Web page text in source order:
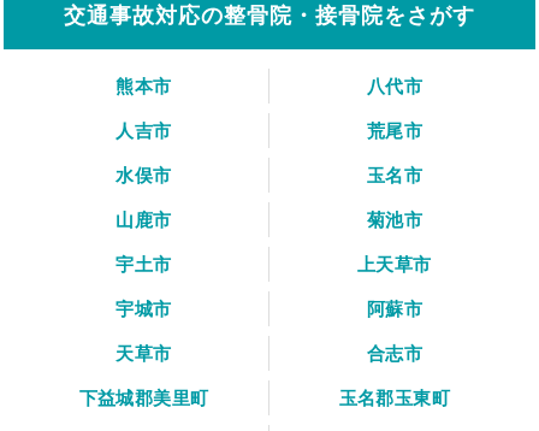
交通事故対応の整骨院・接骨院をさがす
熊本市
八代市
人吉市
荒尾市
水俣市
玉名市
山鹿市
菊池市
宇土市
上天草市
宇城市
阿蘇市
天草市
合志市
下益城郡美里町
玉名郡玉東町